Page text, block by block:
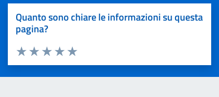
Quanto sono chiare le informazioni su questa
pagina?
Valuta 5 stelle su 5
Valuta 4 stelle su 5
Valuta 3 stelle su 5
Valuta 2 stelle su 5
Valuta 1 stelle su 5